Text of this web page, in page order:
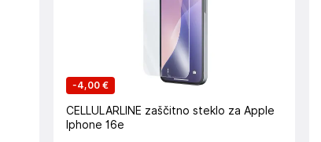
-4,00 €
CELLULARLINE zaščitno steklo za Apple
Iphone 16e